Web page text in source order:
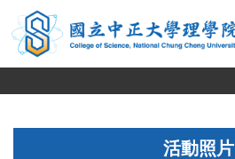
跳
到
主
內
活動照片